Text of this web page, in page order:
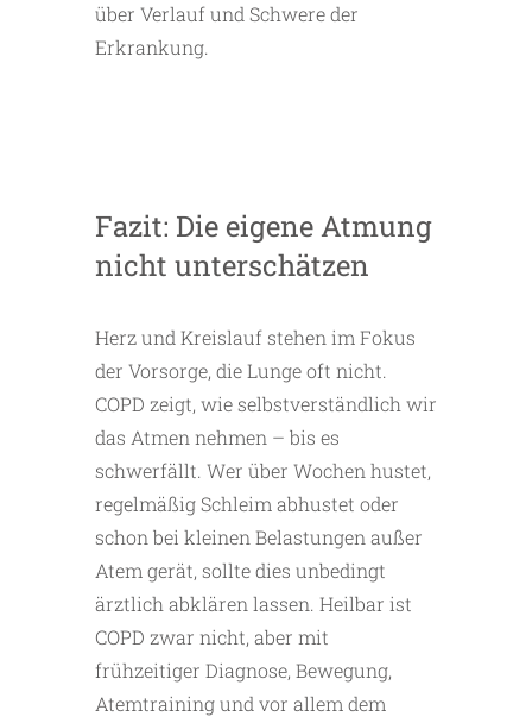
über Verlauf und Schwere der
Erkrankung.
Fazit: Die eigene Atmung
nicht unterschätzen
Herz und Kreislauf stehen im Fokus
der Vorsorge, die Lunge oft nicht.
COPD zeigt, wie selbstverständlich wir
das Atmen nehmen – bis es
schwerfällt. Wer über Wochen hustet,
regelmäßig Schleim abhustet oder
schon bei kleinen Belastungen außer
Atem gerät, sollte dies unbedingt
ärztlich abklären ­lassen. Heilbar ist
COPD zwar nicht, aber mit
frühzeitiger Diagnose, Bewegung,
Atemtraining und vor allem dem